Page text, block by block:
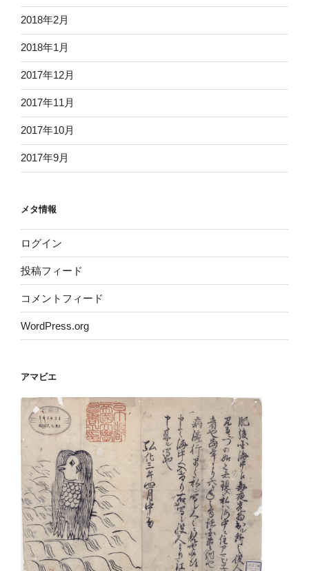
2018年2月
2018年1月
2017年12月
2017年11月
2017年10月
2017年9月
メタ情報
ログイン
投稿フィード
コメントフィード
WordPress.org
アマビエ